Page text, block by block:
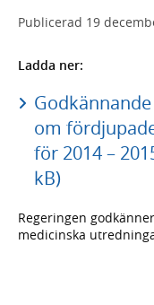
Publicerad 19
Ladda ner:
om
för 2014 –
kB)
Regeringen
medicinska